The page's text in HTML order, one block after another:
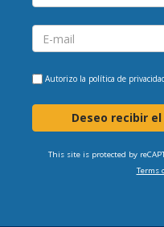
Autorizo la política de
Deseo recibir
This site is protected by
Terms